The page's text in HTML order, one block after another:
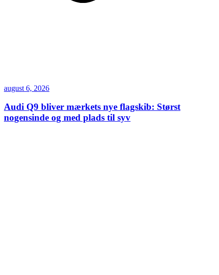
august 6, 2026
Audi Q9 bliver mærkets nye flagskib: Størst
nogensinde og med plads til syv